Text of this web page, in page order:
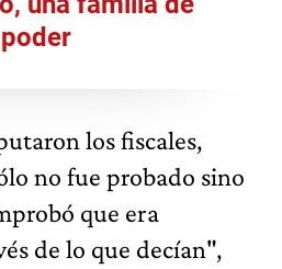
poder
los fiscales,
no fue probado sino
que era
de lo que decían",